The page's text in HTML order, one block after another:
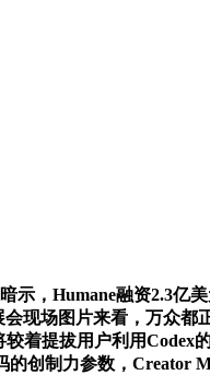
，Humane融资2.3亿美
现场图片来看，万众都
着提拔用户利用Codex
创制力参数，Creator